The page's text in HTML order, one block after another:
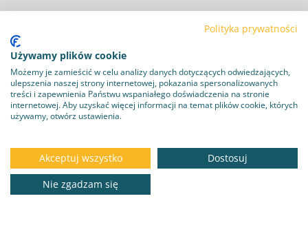
169.25 zł
Polityka plików cookie
Obowiązek informacyjny RODO
Program lojalnościowy
Kontakt
Polityka prywatności
Używamy plików cookie
Możemy je zamieścić w celu analizy danych dotyczących odwiedzających,
ulepszenia naszej strony internetowej, pokazania spersonalizowanych
treści i zapewnienia Państwu wspaniałego doświadczenia na stronie
internetowej. Aby uzyskać więcej informacji na temat plików cookie, których
używamy, otwórz ustawienia.
Akceptuj wszystko
Dostosuj
Nie zgadzam się